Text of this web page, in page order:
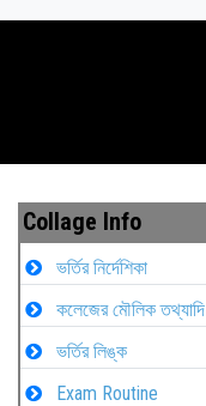
Collage Info
ভর্তির নির্দেশিকা
কলেজের মৌলিক তথ্যাদি
ভর্তির লিঙ্ক
Exam Routine